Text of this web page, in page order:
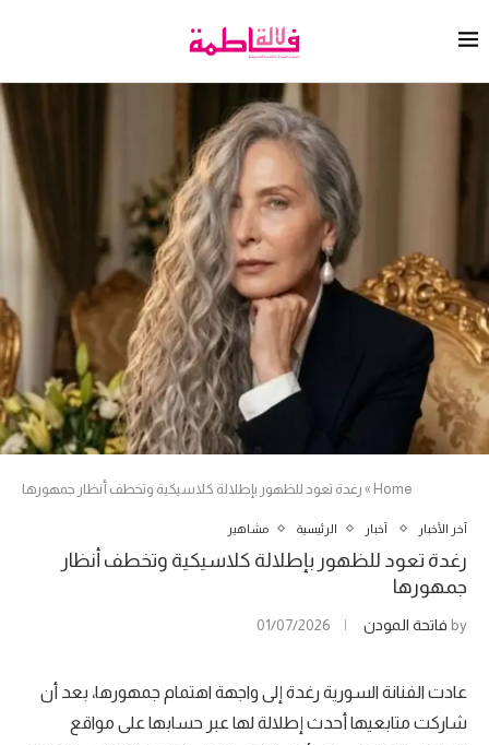
Home
» رغدة تعود للظهور بإطلالة كلاسيكية وتخطف أنظار جمهورها
آخر الأخبار أخبار الرئيسية مشاهير
رغدة تعود للظهور بإطلالة كلاسيكية وتخطف أنظار
جمهورها
by فاتحة المودن 01/07/2026
عادت الفنانة السورية رغدة إلى واجهة اهتمام جمهورها، بعد أن
شاركت متابعيها أحدث إطلالة لها عبر حسابها على مواقع